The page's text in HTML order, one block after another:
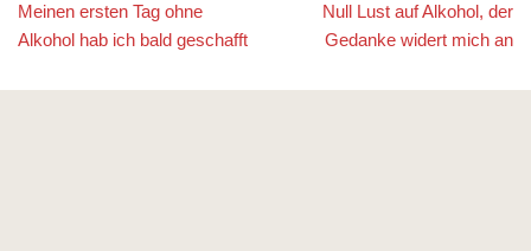
Meinen ersten Tag ohne
Alkohol hab ich bald geschafft
Null Lust auf Alkohol, der
Gedanke widert mich an